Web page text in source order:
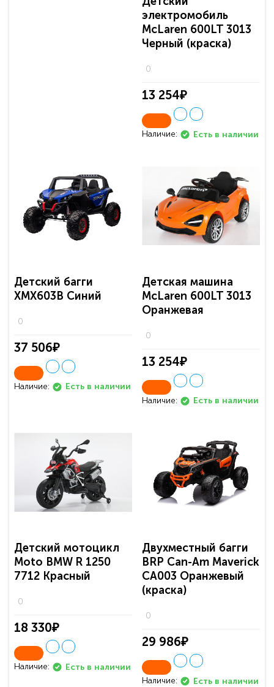
электромобиль
McLaren 600LT 3013
Черный (краска)
0
13 254₽
Наличие: Есть в наличии
Детский багги
ХМХ603В Синий
0
37 506₽
Наличие: Есть в наличии
Детская машина
McLaren 600LT 3013
Оранжевая
0
13 254₽
Наличие: Есть в наличии
Детский мотоцикл
Moto BMW R 1250
7712 Красный
0
18 330₽
Наличие: Есть в наличии
Двухместный багги
BRP Can-Am Maverick
CA003 Оранжевый
(краска)
0
29 986₽
Наличие: Есть в наличии